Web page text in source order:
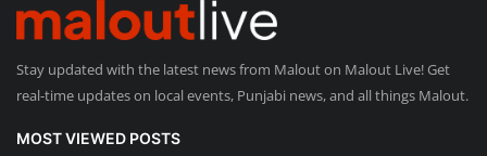
Stay updated with the latest news from Malout on Malout Live! Get
real-time updates on local events, Punjabi news, and all things Malout.
MOST VIEWED POSTS